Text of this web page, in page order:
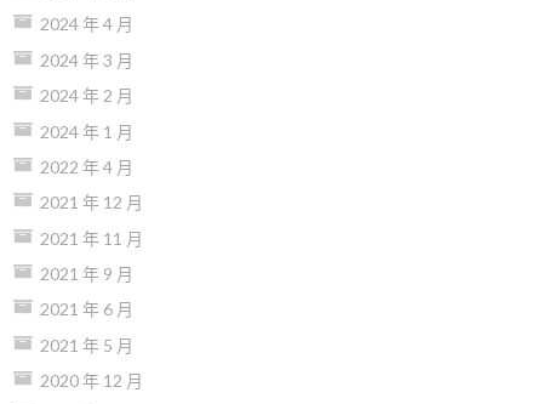
2024 年 4 月
2024 年 3 月
2024 年 2 月
2024 年 1 月
2022 年 4 月
2021 年 12 月
2021 年 11 月
2021 年 9 月
2021 年 6 月
2021 年 5 月
2020 年 12 月